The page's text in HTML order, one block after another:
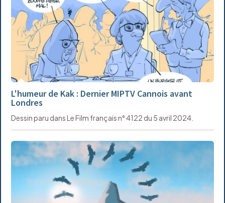
L'humeur de Kak : Dernier MIPTV Cannois avant
Londres
Dessin paru dans Le Film français n° 4122 du 5 avril 2024.